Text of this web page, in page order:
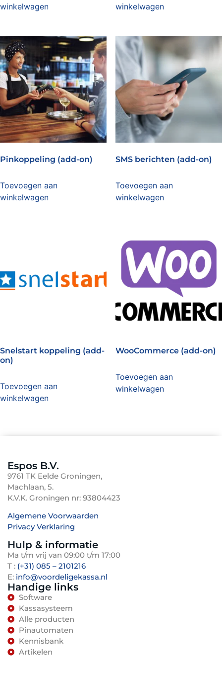
winkelwagen
winkelwagen
Pinkoppeling (add-on)
Toevoegen aan
winkelwagen
SMS berichten (add-on)
Toevoegen aan
winkelwagen
Snelstart koppeling (add-
on)
Toevoegen aan
winkelwagen
WooCommerce (add-on)
Toevoegen aan
winkelwagen
Espos B.V.
9761 TK Eelde Groningen,
Machlaan, 5.
K.V.K. Groningen nr: 93804423
Algemene Voorwaarden
Privacy Verklaring
Hulp & informatie
Ma t/m vrij van 09:00 t/m 17:00
T : (+31) 085 – 2101216
E: info@voordeligekassa.nl
Handige links
Software
Kassasysteem
Alle producten
Pinautomaten
Kennisbank
Artikelen